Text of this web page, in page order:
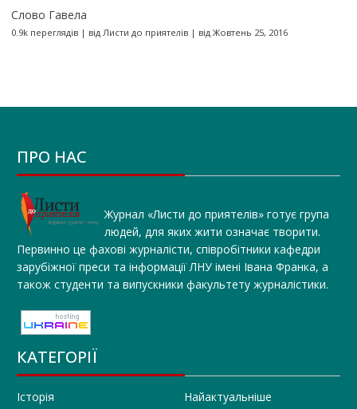
Слово Гавела
0.9k переглядів| від Листи до приятелів| від Жовтень 25, 2016
ПРО НАС
Журнал «Листи до приятелів» готує група
людей, для яких жити означає творити.
Первинно це фахові журналісти, співробітники кафедри
зарубіжної преси та інформації ЛНУ імені Івана Франка, а
також студенти та випускники факультету журналістики.
КАТЕГОРІЇ
Історія
Найактуальніше